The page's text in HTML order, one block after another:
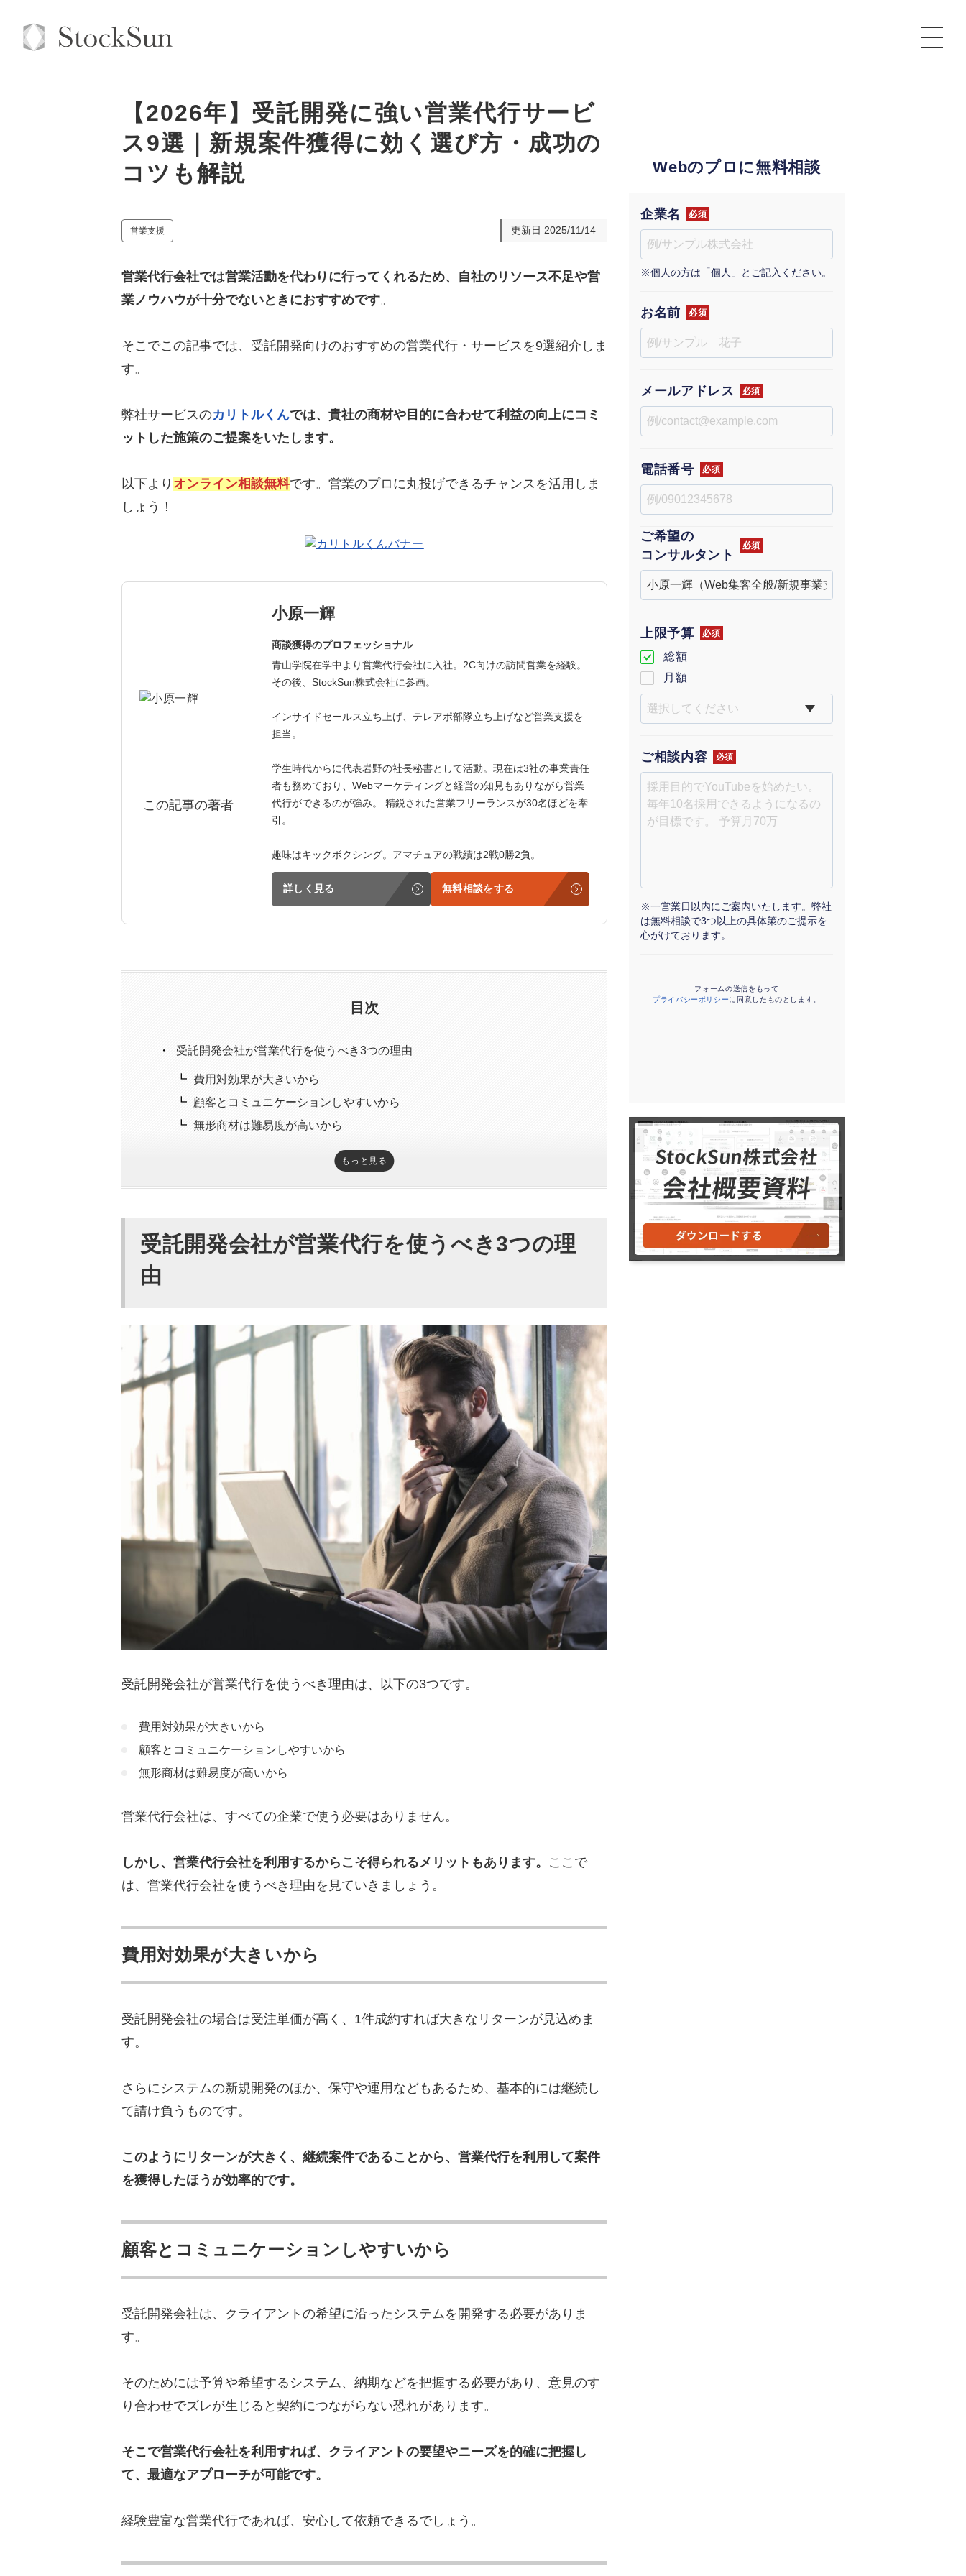
オーダーメイド支援
コンサルタント一覧
品質ガイドライン
社内コンペ
クレーム窓口
定額制営業代行『カリトルくん』
定額制採用代行・RPO『トルトルくん』
営業改善特化の動画制作『動画でカリトルくん』
定額LINE運用代行『LINEマキトルくん』
拡散付1日密着動画制作『まるごと社長』
1本無料で記事を制作『SEOトライアル』
定額制LP制作・改善『最強LP』
採用YouTubeチャンネル構築『トリトル』
お役立ち資料
料金表
道場TOP
動画編集
エンジニア
広告運用
YouTubeディレクター
年収エージェント
ミッション・ビジョン・バリュー
マーケマネージャー
内部監査室長
募集要項一覧
【2026年】受託開発に強い営業代行サービ
ス9選｜新規案件獲得に効く選び方・成功の
コツも解説
営業支援 更新日 2025/11/14
営業代行会社では営業活動を代わりに行ってくれるため、自社のリソース不足や営
業ノウハウが十分でないときにおすすめです。
そこでこの記事では、受託開発向けのおすすめの営業代行・サービスを9選紹介しま
す。
弊社サービスのカリトルくんでは、貴社の商材や目的に合わせて利益の向上にコミ
ットした施策のご提案をいたします。
以下より オンライン相談無料です。営業のプロに丸投げできるチャンスを活用しま
しょう！
この記事の著者
小原一輝
商談獲得のプロフェッショナル
青山学院在学中より営業代行会社に入社。2C向けの訪問営業を経験。
その後、StockSun株式会社に参画。
インサイドセールス立ち上げ、テレアポ部隊立ち上げなど営業支援を
担当。
学生時代からに代表岩野の社長秘書として活動。現在は3社の事業責任
者も務めており、Webマーケティングと経営の知見もありながら営業
代行ができるのが強み。 精鋭された営業フリーランスが30名ほどを牽
引。
趣味はキックボクシング。アマチュアの戦績は2戦0勝2負。
詳しく見る 無料相談をする
目次
受託開発会社が営業代行を使うべき3つの理由
費用対効果が大きいから
顧客とコミュニケーションしやすいから
無形商材は難易度が高いから
受託開発におすすめの営業代行会社・サービス9選
株式会社アソウ・ヒューマニーセンター｜月間1,000社にアプローチできる
営業代行サービス
EBA株式会社｜IT関連の営業を得意とする営業代行会社
株式会社エグゼクティブ｜インターネット上の集客サービスも得意な営業代
行会社
株式会社エッジコネクション｜営業戦略立案からコンサルティングまでして
九州電信電話株式会社｜営業戦略の策定から営業代行までのトータル支援を
株式会社レイゼクス｜海外進出サポートなども可能な営業代行会社
主要な営業代行会社の比較表
営業代行を導入するとどうなる？メリットを紹介
新規開拓のスピードを高められる
営業リソース不足を補える
受託開発会社向け営業代行の2つの選び方
実績は豊富にあるか
営業代行を導入する際の注意点
完全委任は逆効果になる可能性がある
営業代行で成果が出た3つの事例
動産DX会社の事例
受託開発会社の営業代行ならカリトルくんがおすすめ
もっと見る
受託開発会社が営業代行を使うべき3つの理
由
受託開発会社が営業代行を使うべき理由は、以下の3つです。
費用対効果が大きいから
顧客とコミュニケーションしやすいから
無形商材は難易度が高いから
営業代行会社は、すべての企業で使う必要はありません。
しかし、営業代行会社を利用するからこそ得られるメリットもあります。 ここで
は、営業代行会社を使うべき理由を見ていきましょう。
費用対効果が大きいから
受託開発会社の場合は受注単価が高く、1件成約すれば大きなリターンが見込めま
す。
さらにシステムの新規開発のほか、保守や運用などもあるため、基本的には継続し
て請け負うものです。
このようにリターンが大きく、継続案件であることから、営業代行を利用して案件
を獲得したほうが効率的です。
顧客とコミュニケーションしやすいから
受託開発会社は、クライアントの希望に沿ったシステムを開発する必要がありま
す。
そのためには予算や希望するシステム、納期などを把握する必要があり、意見のす
り合わせでズレが生じると契約につながらない恐れがあります。
そこで営業代行会社を利用すれば、クライアントの要望やニーズを的確に把握し
て、最適なアプローチが可能です。
経験豊富な営業代行であれば、安心して依頼できるでしょう。
Webのプロに無料相談
企業名 必須
※個人の方は「個人」とご記入ください。
お名前 必須
メールアドレス 必須
電話番号 必須
ご希望の
コンサルタント
必須
上限予算 必須
総額
月額
ご相談内容 必須
※一営業日以内にご案内いたします。弊社
は無料相談で3つ以上の具体策のご提示を
心がけております。
フォームの送信をもって
プライバシーポリシーに同意したものとします。